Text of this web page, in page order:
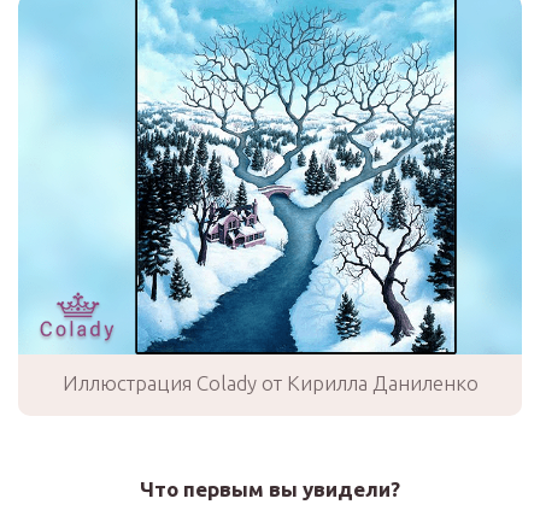
Иллюстрация Colady от Кирилла Даниленко
Что первым вы увидели?